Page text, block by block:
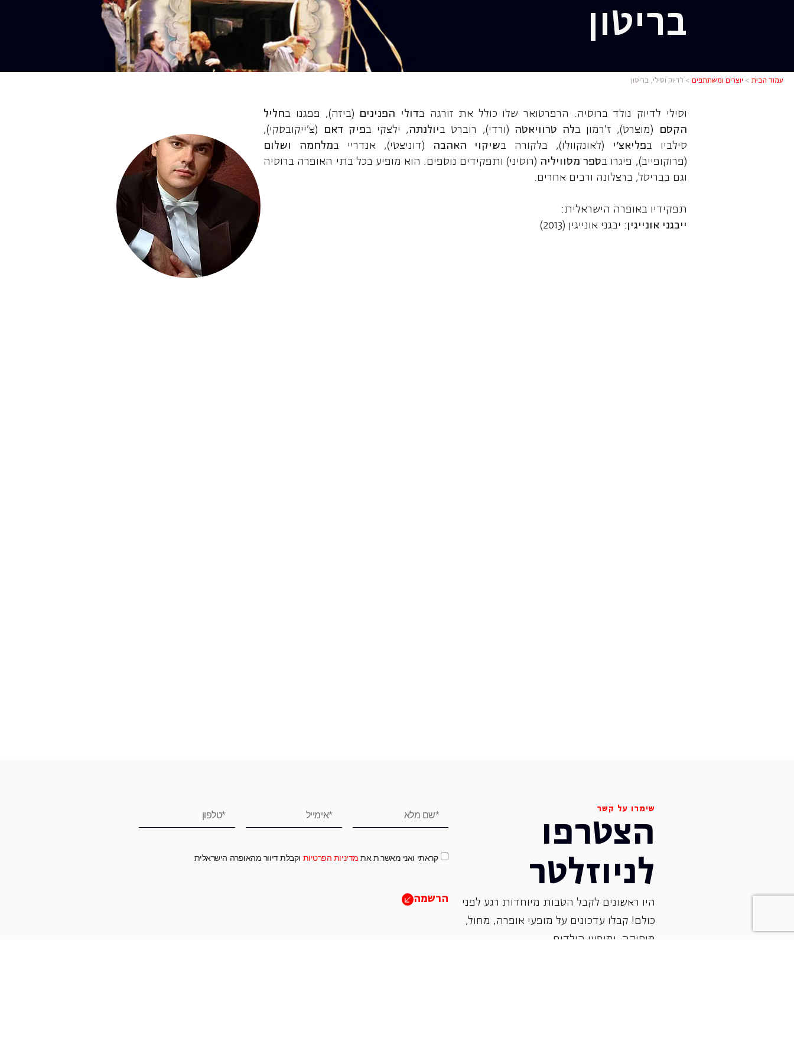
לדיוק וסילי, בריטון
בריטון
עמוד הבית > יוצרים ומשתתפים >לדיוק וסילי, בריטון
וסילי לדיוק נולד ברוסיה. הרפרטואר שלו כולל את זורגה בדולי הפנינים (ביזה), פפגנו בחליל
הקסם
(מוצרט), ז'רמון בלה טרוויאטה (ורדי), רוברט ביולנתה, ילצקי בפיק דאם (צ'ייקובסקי),
סילביו בפליאצ'י (לאונקוולו), בלקורה בשיקוי האהבה (דוניצטי), אנדריי במלחמה ושלום
(פרוקופייב), פיגרו בספר מסוויליה (רוסיני) ותפקידים נוספים. הוא מופיע בכל בתי האופרה ברוסיה
וגם בבריסל, ברצלונה ורבים אחרים.
תפקידיו באופרה הישראלית:
ייבגני אונייגין : יבגני אונייגין (2013)
שימרו על קשר
הצטרפו
לניוזלטר
היו ראשונים לקבל הטבות מיוחדות רגע לפני
כולם! קבלו עדכונים על מופעי אופרה, ‏מחול,
‏מוסיקה, ומופעי הילדים.
קראתי ואני מאשר.ת את מדיניות הפרטיות וקבלת דיוור מהאופרה הישראלית
הרשמה